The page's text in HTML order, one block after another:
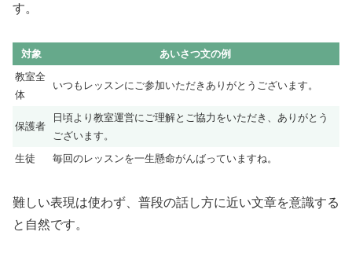
す。
対象
あいさつ文の例
教室全
体
いつもレッスンにご参加いただきありがとうございます。
保護者
日頃より教室運営にご理解とご協力をいただき、ありがとう
ございます。
生徒
毎回のレッスンを一生懸命がんばっていますね。
難しい表現は使わず、普段の話し方に近い文章を意識する
と自然です。